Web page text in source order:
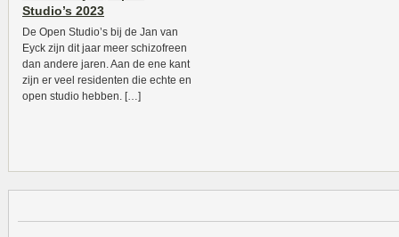
Studio’s 2023
De Open Studio’s bij de Jan van
Eyck zijn dit jaar meer schizofreen
dan andere jaren. Aan de ene kant
zijn er veel residenten die echte en
open studio hebben. […]